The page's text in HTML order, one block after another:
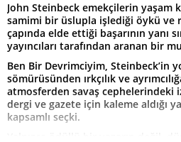
John Steinbeck emekçilerin yaşam
samimi bir üslupla işlediği öykü ve
çapında elde ettiği başarının yanı
yayıncıları tarafından aranan bir
Ben Bir Devrimciyim, Steinbeck’in
sömürüsünden ırkçılık ve
atmosferden savaş cephelerindeki
dergi ve gazete için kaleme aldığı
kapsamlı seçki.